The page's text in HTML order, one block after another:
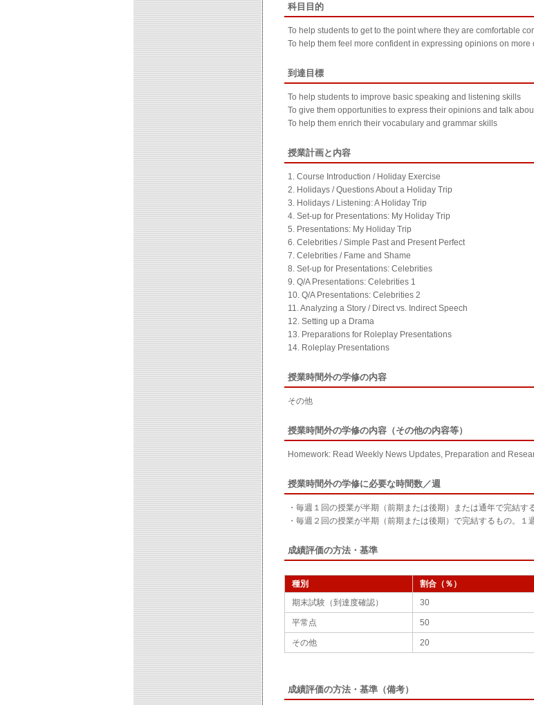
科目目的
To help students to get to the point where they are comfortable
To help them feel more confident in expressing opinions on
到達目標
To help students to improve basic speaking and listening skills
To give them opportunities to express their opinions and talk
To help them enrich their vocabulary and grammar skills
授業計画と内容
1. Course Introduction / Holiday Exercise
2. Holidays / Questions About a Holiday Trip
3. Holidays / Listening: A Holiday Trip
4. Set-up for Presentations: My Holiday Trip
5. Presentations: My Holiday Trip
6. Celebrities / Simple Past and Present Perfect
7. Celebrities / Fame and Shame
8. Set-up for Presentations: Celebrities
9. Q/A Presentations: Celebrities 1
10. Q/A Presentations: Celebrities 2
11. Analyzing a Story / Direct vs. Indirect Speech
12. Setting up a Drama
13. Preparations for Roleplay Presentations
14. Roleplay Presentations
授業時間外の学修の内容
その他
授業時間外の学修の内容（その他の内容等）
Homework: Read Weekly News Updates, Preparation and
授業時間外の学修に必要な時間数／週
・毎週１回の授業が半期（前期または後期）または通年で完結す
・毎週２回の授業が半期（前期または後期）で完結するもの。１
成績評価の方法・基準
種別 割合（％）
期末試験（到達度確認）
30
平常点 50
その他 20
成績評価の方法・基準（備考）